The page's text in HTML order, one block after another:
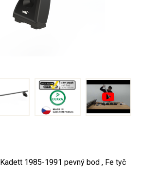
1985-1991 pevný bod , Fe tyč